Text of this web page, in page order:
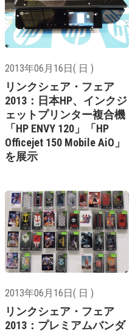
2013年06月16日( 日 )
リンクシェア・フェア
2013：日本HP、インクジ
ェットプリンター複合機
「HP ENVY 120」「HP
Officejet 150 Mobile AiO」
を展示
2013年06月16日( 日 )
リンクシェア・フェア
2013：プレミアムバンダ